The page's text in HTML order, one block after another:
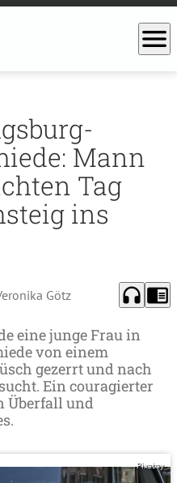
menu
Mann
Tag
ins
Götz headphones chrome_reader_mode
eine junge Frau in
von einem
gezerrt und nach
Ein couragierter
Überfall und
Pixabay